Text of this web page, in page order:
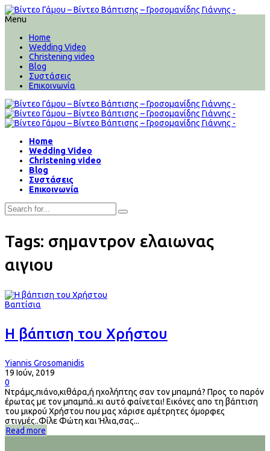
Menu
Home
Wedding Video
Christening video
Blog
Συστάσεις
Επικοινωνία
Home
Wedding Video
Christening video
Blog
Συστάσεις
Επικοινωνία
Tags: σημαντρον ελαιωνας
αιγιου
Βαπτίσια
Η βάπτιση του Χρήστου
Yiannis Grosomanidis
19 Ιούν, 2019
0
Ντράμς,πιάνο,κιθάρα,ή ηχολήπτης σαν τον μπαμπά? Προς το παρόν
έρωτας με τον μπαμπά..κι αυτό φαίνεται! Εικόνες απο τη βάπτιση
του μικρού Χρήστου που μας χάρισε αμέτρητες όμορφες
στιγμές..Φίλε Φώτη και Ήλια,σας...
Read more